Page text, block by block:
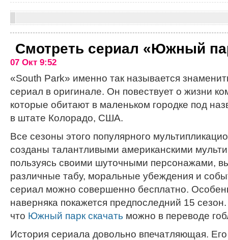
Смотреть сериал «Южный
07 Окт 9:52
«South Park» именно так называется
сериал в оригинале. Он повествует о жизни
которые обитают в маленьком городке под
в штате Колорадо, США.
Все сезоны этого популярного
созданы талантливыми американскими
пользуясь своими шуточными персонажами,
различные табу, моральные убеждения и
сериал можно совершенно бесплатно.
наверняка покажется предпоследний 15
что Южный парк скачать можно в переводе
История сериала довольно впечатляющая.